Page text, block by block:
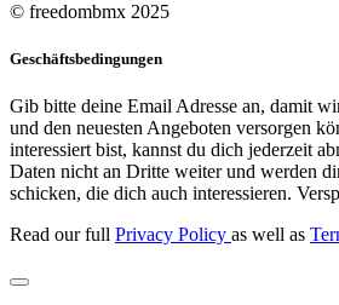
© freedombmx 2025
Geschäftsbedingungen
Gib bitte deine Email Adresse an, damit
und den neuesten Angeboten versorgen
interessiert bist, kannst du dich jederzeit
Daten nicht an Dritte weiter und werden
schicken, die dich auch interessieren.
Read our full Privacy Policy as well as